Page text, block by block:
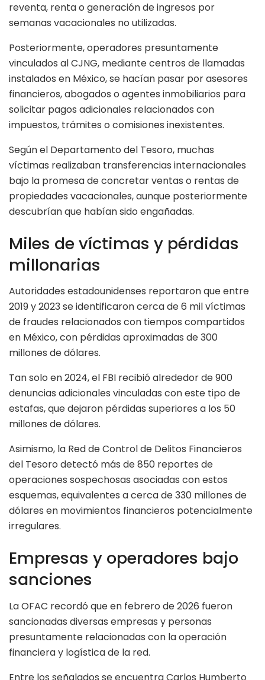
reventa, renta o generación de ingresos por
semanas vacacionales no utilizadas.
Posteriormente, operadores presuntamente
vinculados al CJNG, mediante centros de llamadas
instalados en México, se hacían pasar por asesores
financieros, abogados o agentes inmobiliarios para
solicitar pagos adicionales relacionados con
impuestos, trámites o comisiones inexistentes.
Según el Departamento del Tesoro, muchas
víctimas realizaban transferencias internacionales
bajo la promesa de concretar ventas o rentas de
propiedades vacacionales, aunque posteriormente
descubrían que habían sido engañadas.
Miles de víctimas y pérdidas
millonarias
Autoridades estadounidenses reportaron que entre
2019 y 2023 se identificaron cerca de 6 mil víctimas
de fraudes relacionados con tiempos compartidos
en México, con pérdidas aproximadas de 300
millones de dólares.
Tan solo en 2024, el FBI recibió alrededor de 900
denuncias adicionales vinculadas con este tipo de
estafas, que dejaron pérdidas superiores a los 50
millones de dólares.
Asimismo, la Red de Control de Delitos Financieros
del Tesoro detectó más de 850 reportes de
operaciones sospechosas asociadas con estos
esquemas, equivalentes a cerca de 330 millones de
dólares en movimientos financieros potencialmente
irregulares.
Empresas y operadores bajo
sanciones
La OFAC recordó que en febrero de 2026 fueron
sancionadas diversas empresas y personas
presuntamente relacionadas con la operación
financiera y logística de la red.
Entre los señalados se encuentra Carlos Humberto